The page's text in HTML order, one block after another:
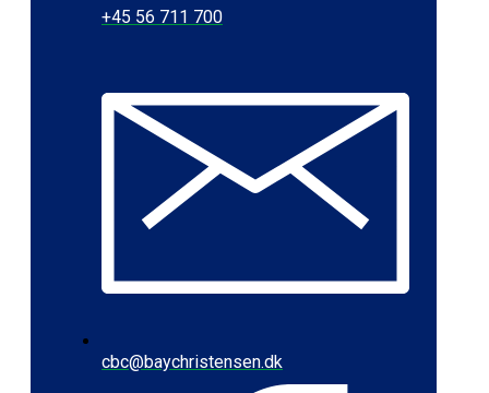
+45 56 711 700
cbc@baychristensen.dk